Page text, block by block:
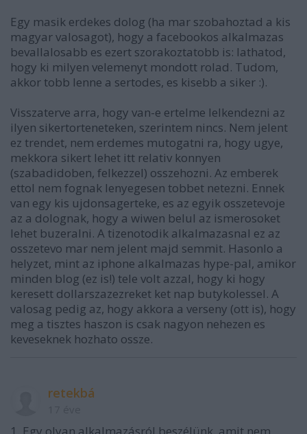
Egy masik erdekes dolog (ha mar szobahoztad a kis
magyar valosagot), hogy a facebookos alkalmazas
bevallalosabb es ezert szorakoztatobb is: lathatod,
hogy ki milyen velemenyt mondott rolad. Tudom,
akkor tobb lenne a sertodes, es kisebb a siker :).
Visszaterve arra, hogy van-e ertelme lelkendezni az
ilyen sikertorteneteken, szerintem nincs. Nem jelent
ez trendet, nem erdemes mutogatni ra, hogy ugye,
mekkora sikert lehet itt relativ konnyen
(szabadidoben, felkezzel) osszehozni. Az emberek
ettol nem fognak lenyegesen tobbet netezni. Ennek
van egy kis ujdonsagerteke, es az egyik osszetevoje
az a dolognak, hogy a wiwen belul az ismerosoket
lehet buzeralni. A tizenotodik alkalmazasnal ez az
osszetevo mar nem jelent majd semmit. Hasonlo a
helyzet, mint az iphone alkalmazas hype-pal, amikor
minden blog (ez is!) tele volt azzal, hogy ki hogy
keresett dollarszazezreket ket nap butykolessel. A
valosag pedig az, hogy akkora a verseny (ott is), hogy
meg a tisztes haszon is csak nagyon nehezen es
keveseknek hozhato ossze.
retekbá